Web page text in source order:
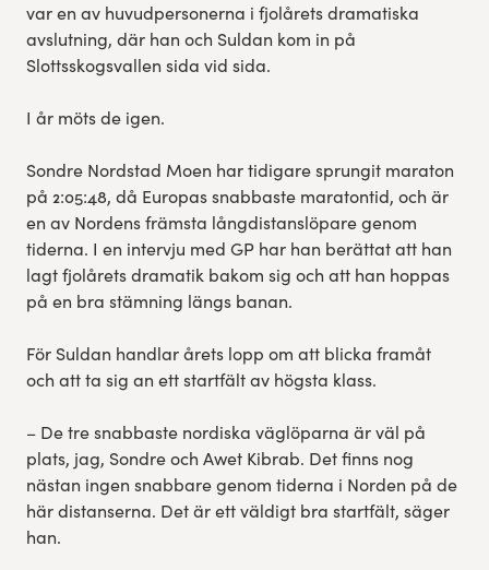
var en av huvudpersonerna i fjolårets dramatiska
avslutning, där han och Suldan kom in på
Slottsskogsvallen sida vid sida.
I år möts de igen.
Sondre Nordstad Moen har tidigare sprungit maraton
på 2:05:48, då Europas snabbaste maratontid, och är
en av Nordens främsta långdistanslöpare genom
tiderna. I en intervju med GP har han berättat att han
lagt fjolårets dramatik bakom sig och att han hoppas
på en bra stämning längs banan.
För Suldan handlar årets lopp om att blicka framåt
och att ta sig an ett startfält av högsta klass.
– De tre snabbaste nordiska väglöparna är väl på
plats, jag, Sondre och Awet Kibrab. Det finns nog
nästan ingen snabbare genom tiderna i Norden på de
här distanserna. Det är ett väldigt bra startfält, säger
han.